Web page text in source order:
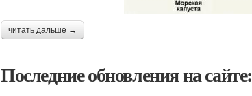
читать дальше →
Последние обновления на сайте: